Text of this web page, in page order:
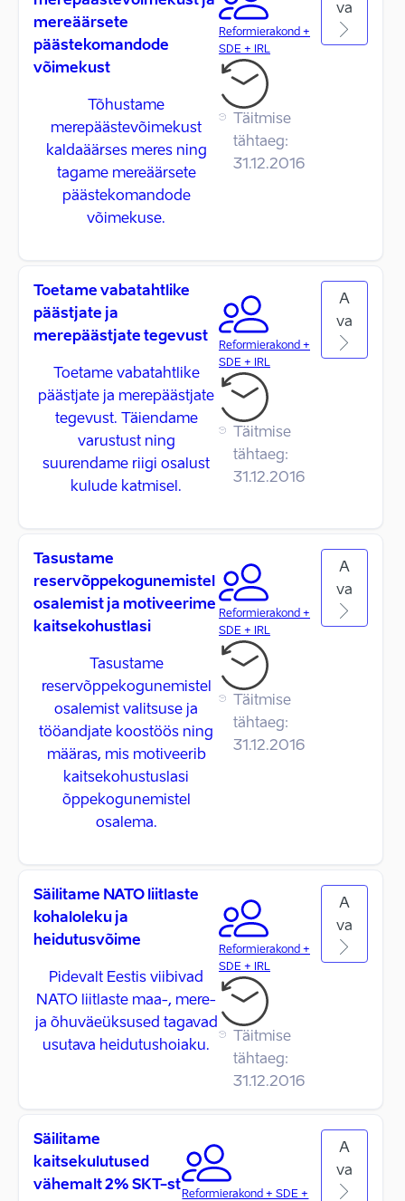
mereäärsete
päästekomandode
võimekust
Tõhustame
merepäästevõimekust
kaldaäärses meres ning
tagame mereäärsete
päästekomandode
võimekuse.
Reformierakond +
SDE + IRL
Täitmise
tähtaeg:
31.12.2016
va
Toetame vabatahtlike
päästjate ja
merepäästjate tegevust
Toetame vabatahtlike
päästjate ja merepäästjate
tegevust. Täiendame
varustust ning
suurendame riigi osalust
kulude katmisel.
Reformierakond +
SDE + IRL
Täitmise
tähtaeg:
31.12.2016
A
va
Tasustame
reservõppekogunemistel
osalemist ja motiveerime
kaitsekohustlasi
Tasustame
reservõppekogunemistel
osalemist valitsuse ja
tööandjate koostöös ning
määras, mis motiveerib
kaitsekohustuslasi
õppekogunemistel
osalema.
Reformierakond +
SDE + IRL
Täitmise
tähtaeg:
31.12.2016
A
va
Säilitame NATO liitlaste
kohaloleku ja
heidutusvõime
Pidevalt Eestis viibivad
NATO liitlaste maa-, mere-
ja õhuväeüksused tagavad
usutava heidutushoiaku.
Reformierakond +
SDE + IRL
Täitmise
tähtaeg:
31.12.2016
A
va
Säilitame
kaitsekulutused
vähemalt 2% SKT-st
Reformierakond + SDE +
A
va